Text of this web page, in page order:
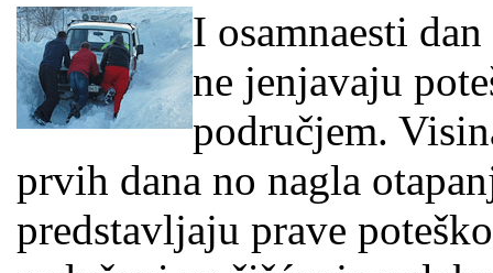
I osamnaesti
ne jenjavaju
područjem.
prvih dana no nagla
predstavljaju prave